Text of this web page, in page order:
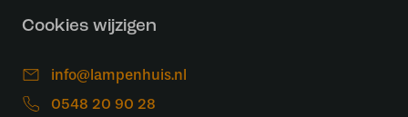
Cookies wijzigen
info@lampenhuis.nl
0548 20 90 28